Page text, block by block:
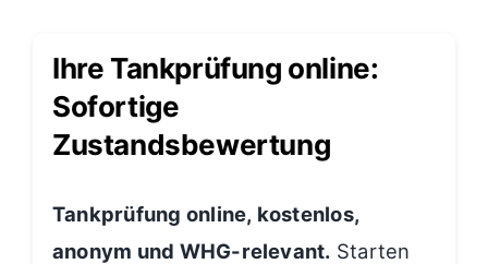
Ihre Tankprüfung online:
Sofortige
Zustandsbewertung
Tankprüfung online, kostenlos,
anonym und WHG-relevant. Starten